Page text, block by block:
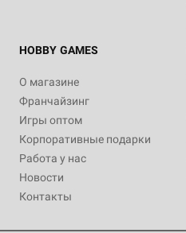
HOBBY GAMES
О магазине
Франчайзинг
Игры оптом
Корпоративные подарки
Работа у нас
Новости
Контакты